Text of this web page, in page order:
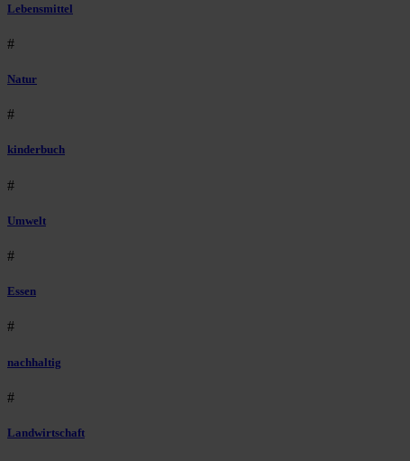
Lebensmittel
#
Natur
#
kinderbuch
#
Umwelt
#
Essen
#
nachhaltig
#
Landwirtschaft